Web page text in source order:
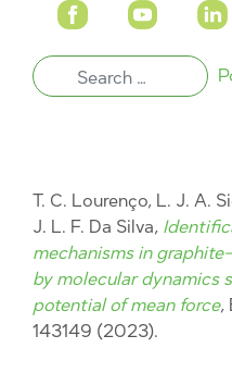
T. C. Lourenço, L. J. A.
J. L. F. Da Silva,
mechanisms in
by molecular dynamics
potential of mean force,
143149 (2023).